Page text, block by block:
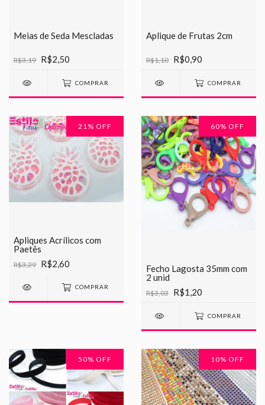
Meias de Seda Mescladas
R$3,19 R$2,50
COMPRAR
Aplique de Frutas 2cm
R$1,10 R$0,90
COMPRAR
21% OFF
Apliques Acrílicos com
Paetês
R$3,29 R$2,60
COMPRAR
60% OFF
Fecho Lagosta 35mm com
2 unid
R$3,03 R$1,20
COMPRAR
50% OFF 10% OFF